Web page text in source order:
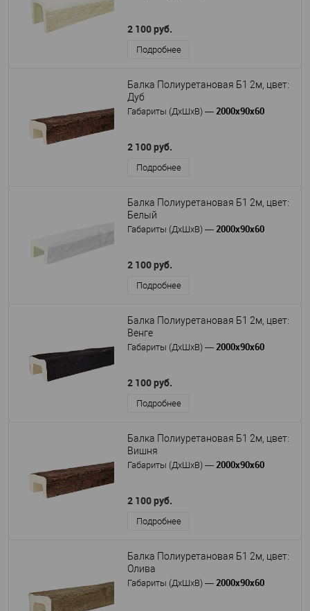
2 100 руб.
Подробнее
Балка Полиуретановая Б1 2м, цвет:
Дуб
Габариты (ДхШхВ) — 2000х90х60
2 100 руб.
Подробнее
Балка Полиуретановая Б1 2м, цвет:
Белый
Габариты (ДхШхВ) — 2000х90х60
2 100 руб.
Подробнее
Балка Полиуретановая Б1 2м, цвет:
Венге
Габариты (ДхШхВ) — 2000х90х60
2 100 руб.
Подробнее
Балка Полиуретановая Б1 2м, цвет:
Вишня
Габариты (ДхШхВ) — 2000х90х60
2 100 руб.
Подробнее
Балка Полиуретановая Б1 2м, цвет:
Олива
Габариты (ДхШхВ) — 2000х90х60